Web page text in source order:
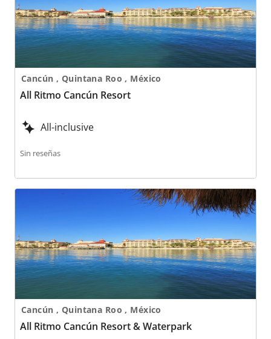
Cancún , Quintana Roo , México
All Ritmo Cancún Resort
All-inclusive
Sin reseñas
All Ritmo Cancún Resort & Waterpark
Cancún , Quintana Roo , México
All Ritmo Cancún Resort & Waterpark